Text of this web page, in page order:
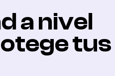
a nivel
tus